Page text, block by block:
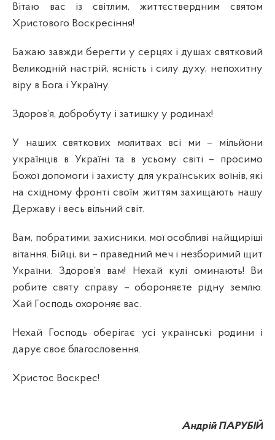
Вітаю вас із світлим, життєствердним святом
Христового Воскресіння!
Бажаю завжди берегти у серцях і душах святковий
Великодній настрій, ясність і силу духу, непохитну
віру в Бога і Україну.
Здоров’я, добробуту і затишку у родинах!
У наших святкових молитвах всі ми – мільйони
українців в Україні та в усьому світі – просимо
Божої допомоги і захисту для українських воїнів, які
на східному фронті своїм життям захищають нашу
Державу і весь вільний світ.
Вам, побратими, захисники, мої особливі найщиріші
вітання. Бійці, ви – праведний меч і незборимий щит
України. Здоров’я вам! Нехай кулі оминають! Ви
робите святу справу – обороняєте рідну землю.
Хай Господь охороняє вас.
Нехай Господь оберігає усі українські родини і
дарує своє благословення.
Христос Воскрес!
Андрій ПАРУБІЙ